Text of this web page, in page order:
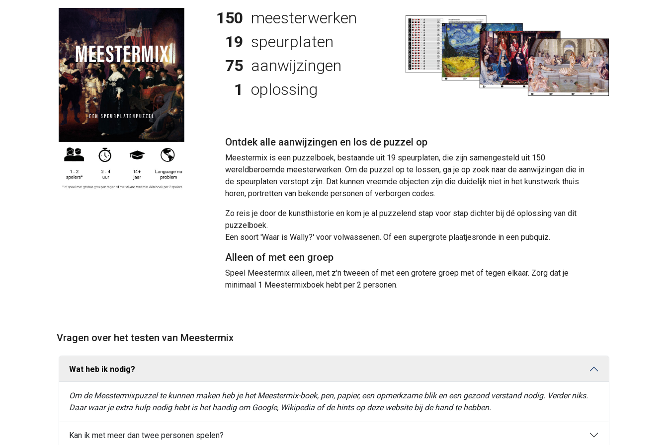
150 meesterwerken
19 speurplaten
75 aanwijzingen
1 oplossing
Ontdek alle aanwijzingen en los de puzzel op
Meestermix is een puzzelboek, bestaande uit 19 speurplaten, die zijn samengesteld uit 150
wereldberoemde meesterwerken. Om de puzzel op te lossen, ga je op zoek naar de aanwijzingen die in
de speurplaten verstopt zijn. Dat kunnen vreemde objecten zijn die duidelijk niet in het kunstwerk thuis
horen, portretten van bekende personen of verborgen codes.
Zo reis je door de kunsthistorie en kom je al puzzelend stap voor stap dichter bij dé oplossing van dit
puzzelboek.
Een soort 'Waar is Wally?' voor volwassenen. Of een supergrote plaatjesronde in een pubquiz.
Alleen of met een groep
Speel Meestermix alleen, met z'n tweeën of met een grotere groep met of tegen elkaar. Zorg dat je
minimaal 1 Meestermixboek hebt per 2 personen.
Vragen over het testen van Meestermix
Wat heb ik nodig?
Om de Meestermixpuzzel te kunnen maken heb je het Meestermix-boek, pen, papier, een opmerkzame blik en een gezond verstand nodig. Verder niks.
Daar waar je extra hulp nodig hebt is het handig om Google, Wikipedia of de hints op deze website bij de hand te hebben.
Kan ik met meer dan twee personen spelen?